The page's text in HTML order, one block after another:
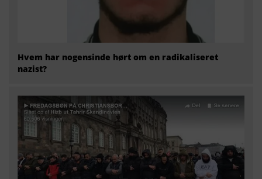
Hvem har nogensinde hørt om en radikaliseret
nazist?